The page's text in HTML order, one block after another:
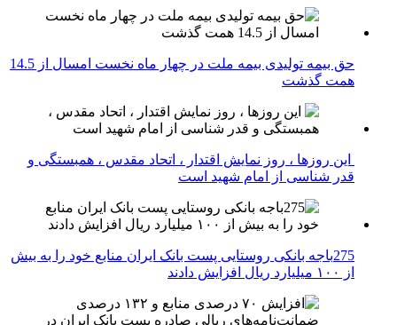
حق بیمه تولیدی بیمه ملت در چهار ماه نخست امسال از 14.5
همت گذشت
این روزها ، روز نمایش اقتدار ، اتحاد مقدس ، همبستگی و
قدر شناسی از امام شهید است
275باجه بانکی روستایی پست بانک ایران منابع خود را به بیش
از ۱۰۰ میلیارد ریال افزایش دادند